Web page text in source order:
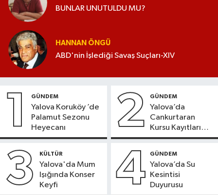
BUNLAR UNUTULDU MU?
HANNAN ÖNGÜ
ABD'nin İşlediği Savaş Suçları-XIV
1 GÜNDEM
Yalova Koruköy ’de
Palamut Sezonu
Heyecanı
2 GÜNDEM
Yalova’da
Cankurtaran
Kursu Kayıtları
Başladı
3 KÜLTÜR
Yalova'da Mum
Işığında Konser
Keyfi
4 GÜNDEM
Yalova’da Su
Kesintisi
Duyurusu